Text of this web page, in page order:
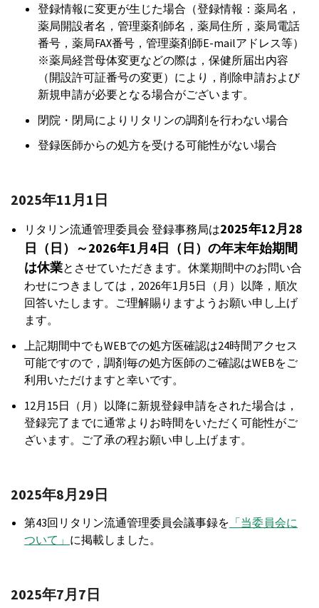
登録情報に変更が生じた場合（登録情報：薬局名，
薬局開設者名，管理薬剤師名，薬局住所，薬局電話
番号，薬局FAX番号，管理薬剤師E-mailアドレス等）
※薬局経営母体変更などの際は，保健所届出内容
（開設許可証番号の変更）により，削除申請および
新規申請が必要となる場合がございます。
閉院・閉局によりリタリンの調剤を行わない場合
登録医師からの処方を受ける可能性がない場合
2025年11月1日⁠
リタリン流通管理委員会 登録事務局は2025年12月28
日（日）～2026年1月4日（日）の年末年始期間
は休業とさせていただきます。休業期間中のお問い合
わせにつきましては，2026年1月5日（月）以降，順次
回答いたします。ご理解賜りますようお願い申し上げ
ます。
上記期間中でもWEBでの処方医確認は24時間アクセス
可能ですので，調剤毎の処方医師のご確認はWEBをご
利用いただけますと幸いです。
12月15日（月）以降に新規登録申請をされた場合は，
登録完了までに通常よりお時間をいただく可能性がご
ざいます。ご了承の程お願い申し上げます。
2025年8月29日
第43回リタリン流通管理委員会議事録を 「当委員会に
ついて」 に掲載しました。
2025年7月7日